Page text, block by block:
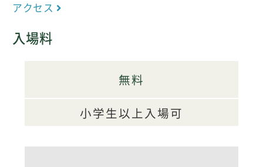
アクセス
入場料
無料
小学生以上入場可